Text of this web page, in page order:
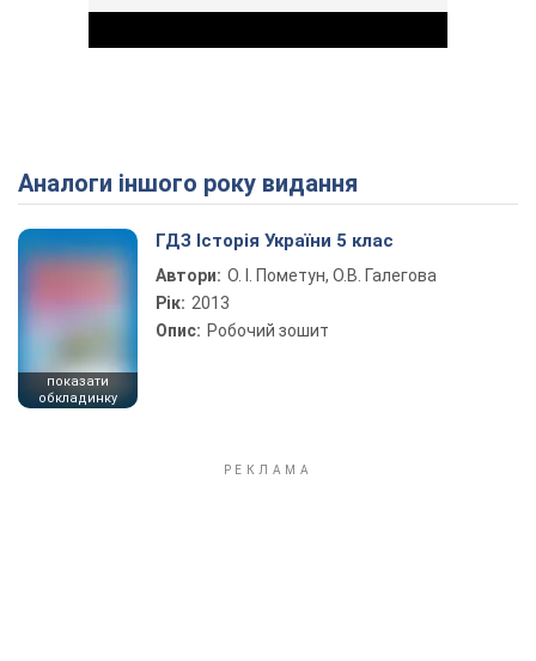
Play Video
Аналоги іншого року видання
показати
обкладинку
ГДЗ Історія України 5 клас
Автори: О. І. Пометун, О.В. Галегова
Рік: 2013
Опис: Робочий зошит